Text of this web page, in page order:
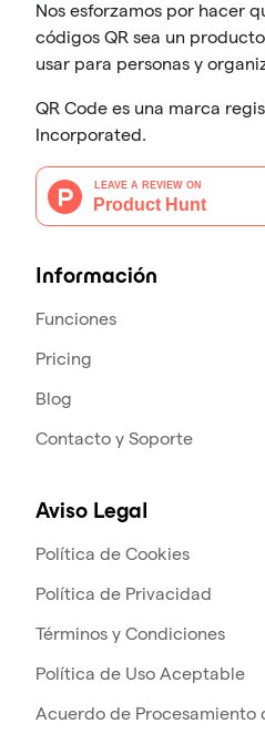
Nos esforzamos por hacer
códigos QR sea un
usar para personas y
QR Code es una marca
Incorporated.
Información
Funciones
Pricing
Blog
Contacto y Soporte
Aviso Legal
Política de Cookies
Política de Privacidad
Términos y Condiciones
Política de Uso Aceptable
Acuerdo de Procesamiento